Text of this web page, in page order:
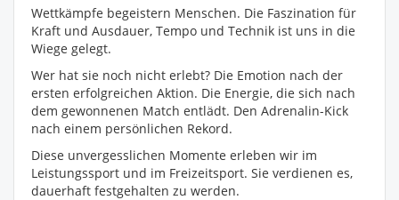
Wettkämpfe begeistern Menschen. Die Faszination für
Kraft und Ausdauer, Tempo und Technik ist uns in die
Wiege gelegt.
Wer hat sie noch nicht erlebt? Die Emotion nach der
ersten erfolgreichen Aktion. Die Energie, die sich nach
dem gewonnenen Match entlädt. Den Adrenalin-Kick
nach einem persönlichen Rekord.
Diese unvergesslichen Momente erleben wir im
Leistungssport und im Freizeitsport. Sie verdienen es,
dauerhaft festgehalten zu werden.